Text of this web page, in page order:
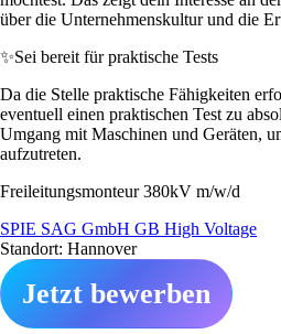
über die Unternehmenskultur und die
✨Sei bereit für praktische Tests
Da die Stelle praktische Fähigkeiten
eventuell einen praktischen Test zu
Umgang mit Maschinen und Geräten,
aufzutreten.
Freileitungsmonteur 380kV m/w/d
SPIE SAG GmbH GB High Voltage
Standort: Hannover
Jetzt bewerben